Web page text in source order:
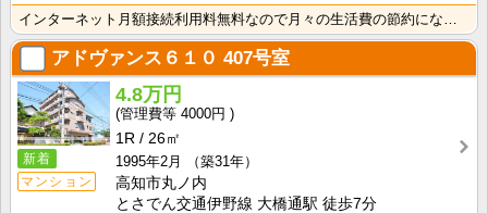
アドヴァンス６１０ 407号室
新着
マンション
4.8万円
4000円
1R
26㎡
1995年2月
（築31年）
高知市丸ノ内
とさでん交通伊野線 大橋通駅 徒歩7分